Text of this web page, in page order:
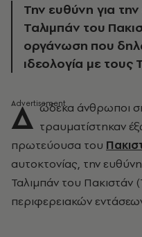
Την ευθύνη για
Ταλιμπάν του
οργάνωση που
ιδεολογία με τους
Δ ώδεκα άνθρωποι
τραυματίστηκαν
πρωτεύουσα του
αυτοκτονίας, την
Ταλιμπάν του Πακιστάν
περιφερειακών